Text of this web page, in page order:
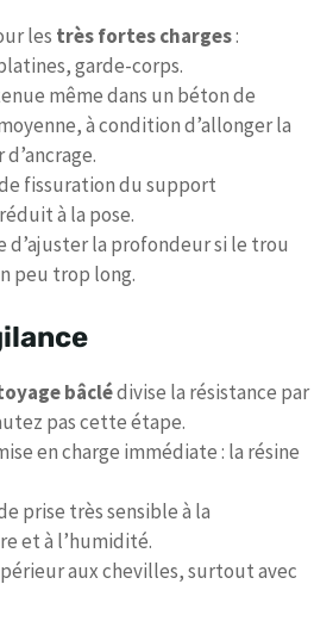
les très fortes charges:
garde-corps.
même dans un béton de
à condition d’allonger la
fissuration du support
à la pose.
d’ajuster la profondeur si le trou
peu trop long.
bâclédivise la résistance par
pas cette étape.
en charge immédiate : la résine
prise très sensible à la
et à l’humidité.
aux chevilles, surtout avec